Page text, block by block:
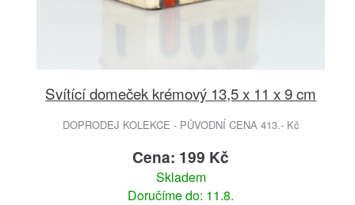
Svítící domeček krémový 13,5 x 11 x 9 cm
DOPRODEJ KOLEKCE - PŮVODNÍ CENA 413.- Kč
Cena: 199 Kč
Skladem
Doručíme do: 11.8.